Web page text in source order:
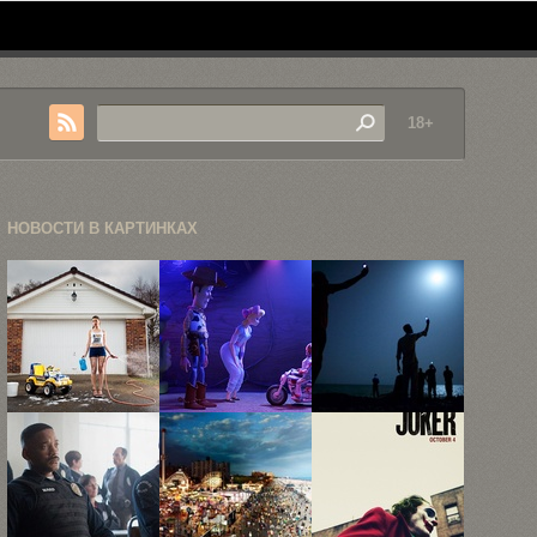
18+
НОВОСТИ В КАРТИНКАХ
«Назад в
детство»,
или как ...
В
финальном
трейлере
«Истории
игрушек ...
фотоконкурса
World Press
...